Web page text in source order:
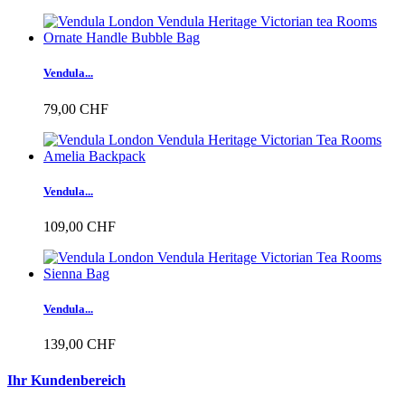
Vendula...
79,00 CHF
Vendula...
109,00 CHF
Vendula...
139,00 CHF
Ihr Kundenbereich